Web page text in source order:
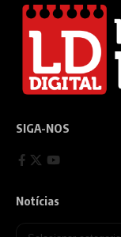
SIGA-NOS
Notícias